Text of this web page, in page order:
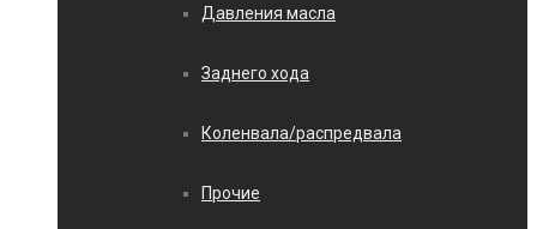
Давления масла
Заднего хода
Коленвала/распредвала
Прочие